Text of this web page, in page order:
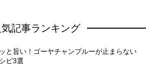
気記事ランキング
と旨い！ゴーヤチャンプルーが止まらない
ピ3選